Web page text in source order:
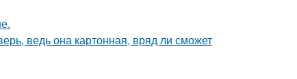
ведь она картонная, вряд ли сможет